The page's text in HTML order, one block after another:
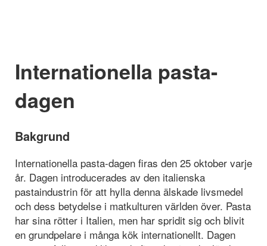
Internationella pasta-
dagen
Bakgrund
Internationella pasta-dagen firas den 25 oktober varje
år. Dagen introducerades av den italienska
pastaindustrin för att hylla denna älskade livsmedel
och dess betydelse i matkulturen världen över. Pasta
har sina rötter i Italien, men har spridit sig och blivit
en grundpelare i många kök internationellt. Dagen